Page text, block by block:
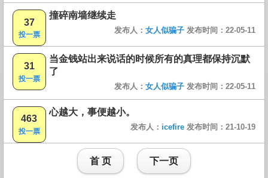
37
投一票
撞碎南墙继续走
发布人： 女人似骗子 发布时间：22-05-11
31
投一票
当金钱站出来说话的时候所有的真理都保持沉默
了
发布人： 女人似骗子 发布时间：22-05-11
463
投一票
心越大，事便越小。
发布人： icefire 发布时间：21-10-19
首 页 下一页